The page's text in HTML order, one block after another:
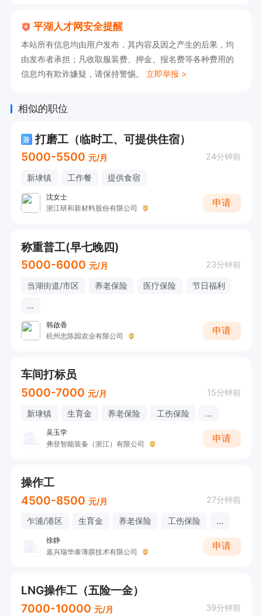
平湖人才网安全提醒
本站所有信息均由用户发布，其内容及因之产生的后果，均
由发布者承担；凡收取服装费、押金、报名费等各种费用的
信息均有欺诈嫌疑，请保持警惕。 立即举报 >
相似的职位
兼 打磨工（临时工、可提供住宿）
5000-5500 元/月 24分钟前
新埭镇 工作餐 提供食宿
沈女士
浙江研和新材料股份有限公司
申请
称重普工(早七晚四)
5000-6000 元/月 23分钟前
当湖街道/市区 养老保险 医疗保险
节日福利
...
韩啟香
杭州忠陈园农业有限公司
申请
车间打标员
5000-7000 元/月 15分钟前
新埭镇 生育金 养老保险 工伤保险 ...
吴玉学
弗登智能装备（浙江）有限公司
申请
操作工
4500-8500 元/月 27分钟前
乍浦/港区 生育金 养老保险 工伤保险 ...
徐静
嘉兴瑞华泰薄膜技术有限公司
申请
LNG操作工（五险一金）
7000-10000 元/月 39分钟前